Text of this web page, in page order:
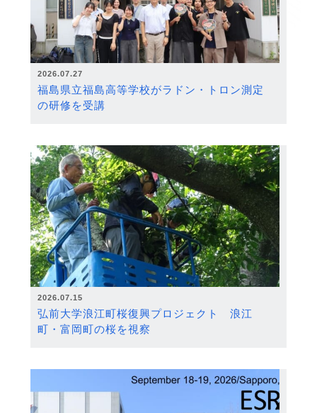
2026.07.27
福島県立福島高等学校がラドン・トロン測定
の研修を受講
2026.07.15
弘前大学浪江町桜復興プロジェクト 浪江
町・富岡町の桜を視察